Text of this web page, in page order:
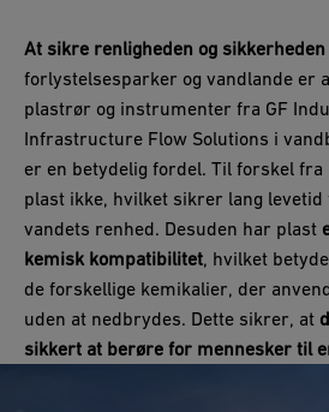
At sikre renligheden og
forlystelsesparker og vandlande er
plastrør og instrumenter fra GF
Infrastructure Flow Solutions i
er en betydelig fordel. Til forskel
plast ikke, hvilket sikrer lang
vandets renhed. Desuden har plast
kemisk kompatibilitet, hvilket
de forskellige kemikalier, der
uden at nedbrydes. Dette sikrer, at
sikkert at berøre for mennesker til